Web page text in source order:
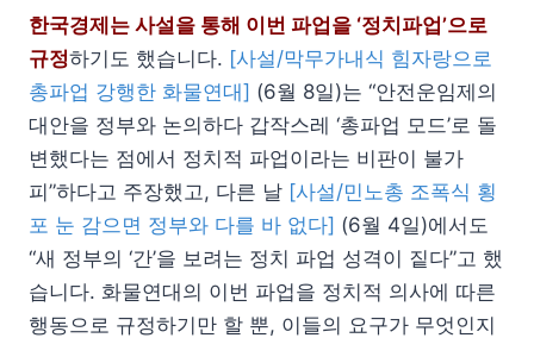
한국경제는 사설을 통해 이번 파업을 ‘정치파업’으로
규정하기도 했습니다. [사설/막무가내식 힘자랑으로
총파업 강행한 화물연대] (6월 8일)는 “안전운임제의
대안을 정부와 논의하다 갑작스레 ‘총파업 모드’로 돌
변했다는 점에서 정치적 파업이라는 비판이 불가
피”하다고 주장했고, 다른 날 [사설/민노총 조폭식 횡
포 눈 감으면 정부와 다를 바 없다] (6월 4일)에서도
“새 정부의 ‘간’을 보려는 정치 파업 성격이 짙다”고 했
습니다. 화물연대의 이번 파업을 정치적 의사에 따른
행동으로 규정하기만 할 뿐, 이들의 요구가 무엇인지